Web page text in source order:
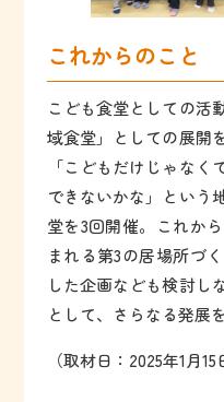
これからのこと
こども食堂としての活
域食堂」としての展開
「こどもだけじゃな
できないかな」という
堂を3回開催。これか
まれる第3の居場所づ
した企画なども検討し
として、さらなる発展
（取材日：2025年1月15